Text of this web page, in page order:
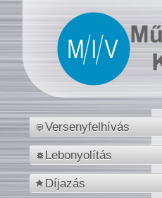
Versenyfelhívás
Lebonyolítás
Díjazás